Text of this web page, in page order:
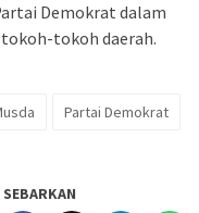
Demokrat dalam
tokoh daerah.
Partai Demokrat
SEBARKAN